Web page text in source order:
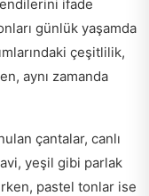
ifade
günlük yaşamda
çeşitlilik,
aynı zamanda
çantalar, canlı
yeşil gibi parlak
pastel tonlar ise